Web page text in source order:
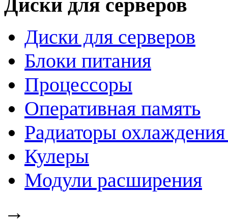
Диски для серверов
Диски для серверов
Блоки питания
Процессоры
Оперативная память
Радиаторы
Кулеры
Модули расширения
→